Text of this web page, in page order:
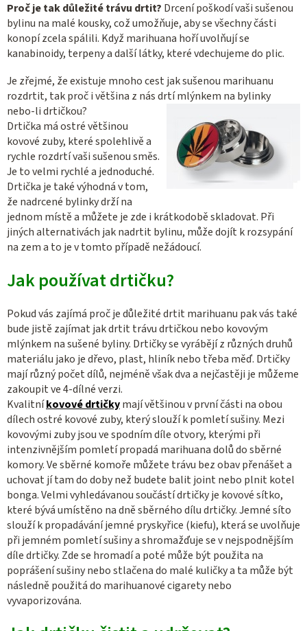
Proč je tak důležité trávu drtit? Drcení poškodí vaši sušenou
bylinu na malé kousky, což umožňuje, aby se všechny části
konopí zcela spálili. Když marihuana hoří uvolňují se
kanabinoidy, terpeny a další látky, které vdechujeme do plic.
Je zřejmé, že existuje mnoho cest jak sušenou marihuanu
rozdrtit, tak proč i většina z nás drtí mlýnkem na bylinky
nebo-li drtičkou?
Drtička má ostré většinou
kovové zuby, které spolehlivě a
rychle rozdrtí vaši sušenou směs.
Je to velmi rychlé a jednoduché.
Drtička je také výhodná v tom,
že nadrcené bylinky drží na
jednom místě a můžete je zde i krátkodobě skladovat. Při
jiných alternativách jak nadrtit bylinu, může dojít k rozsypání
na zem a to je v tomto případě nežádoucí.
Jak používat drtičku?
Pokud vás zajímá proč je důležité drtit marihuanu pak vás také
bude jistě zajímat jak drtit trávu drtičkou nebo kovovým
mlýnkem na sušené byliny. Drtičky se vyrábějí z různých druhů
materiálu jako je dřevo, plast, hliník nebo třeba měď. Drtičky
mají různý počet dílů, nejméně však dva a nejčastěji je můžeme
zakoupit ve 4-dílné verzi.
Kvalitníkovové drtičkymají většinou v první části na obou
dílech ostré kovové zuby, který slouží k pomletí sušiny. Mezi
kovovými zuby jsou ve spodním díle otvory, kterými při
intenzivnějším pomletí propadá marihuana dolů do sběrné
komory. Ve sběrné komoře můžete trávu bez obav přenášet a
uchovat jí tam do doby než budete balit joint nebo plnit kotel
bonga. Velmi vyhledávanou součástí drtičky je kovové sítko,
které bývá umístěno na dně sběrného dílu drtičky. Jemné síto
slouží k propadávání jemné pryskyřice (kiefu), která se uvolňuje
při jemném pomletí sušiny a shromažďuje se v nejspodnějším
díle drtičky. Zde se hromadí a poté může být použita na
poprášení sušiny nebo stlačena do malé kuličky a ta může být
následně použitá do marihuanové cigarety nebo
vyvaporizována.